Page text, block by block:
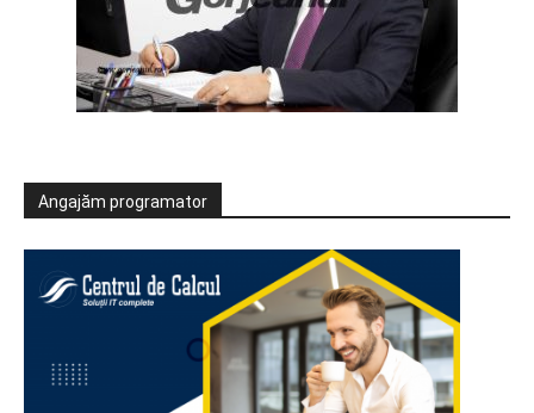
Angajăm programator